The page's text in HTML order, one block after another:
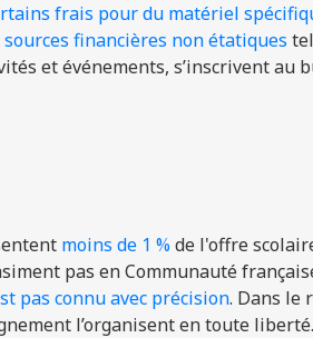
frais pour du matériel
sources financières non étatiques
et événements, s’inscrivent au
moins de 1 %de l'offre
pas en Communauté
pas connu avec précision. Dans le
l’organisent en toute